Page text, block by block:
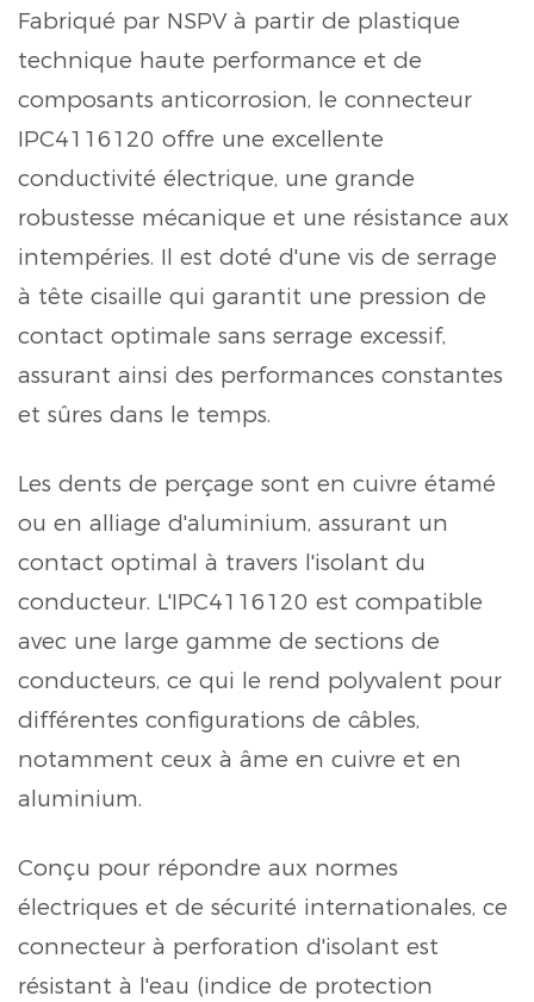
Fabriqué par NSPV à partir de plastique
technique haute performance et de
composants anticorrosion, le connecteur
IPC4116120 offre une excellente
conductivité électrique, une grande
robustesse mécanique et une résistance aux
intempéries. Il est doté d'une vis de serrage
à tête cisaille qui garantit une pression de
contact optimale sans serrage excessif,
assurant ainsi des performances constantes
et sûres dans le temps.
Les dents de perçage sont en cuivre étamé
ou en alliage d'aluminium, assurant un
contact optimal à travers l'isolant du
conducteur. L'IPC4116120 est compatible
avec une large gamme de sections de
conducteurs, ce qui le rend polyvalent pour
différentes configurations de câbles,
notamment ceux à âme en cuivre et en
aluminium.
Conçu pour répondre aux normes
électriques et de sécurité internationales, ce
connecteur à perforation d'isolant est
résistant à l'eau (indice de protection